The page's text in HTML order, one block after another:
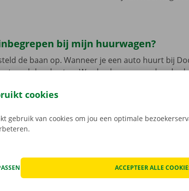
bij mijn huurwagen?
de baan op. Wanneer je een auto huurt bij
verdoken kosten. We checken samen de
zijn onze prioriteit.
cookies
gebruik van cookies om jou een optimale
ACCEPTEER ALLE